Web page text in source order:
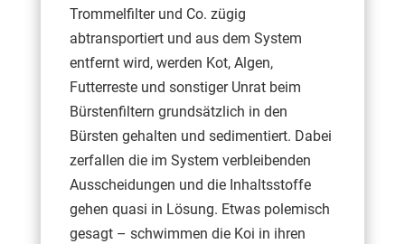
Trommelfilter und Co. zügig
abtransportiert und aus dem System
entfernt wird, werden Kot, Algen,
Futterreste und sonstiger Unrat beim
Bürstenfiltern grundsätzlich in den
Bürsten gehalten und sedimentiert. Dabei
zerfallen die im System verbleibenden
Ausscheidungen und die Inhaltsstoffe
gehen quasi in Lösung. Etwas polemisch
gesagt – schwimmen die Koi in ihren